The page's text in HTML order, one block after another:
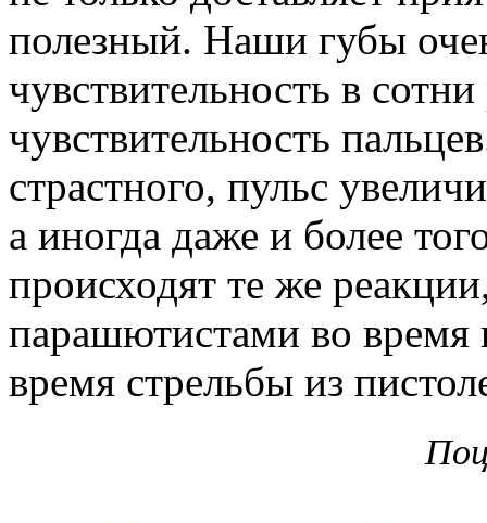
полезный. Наши губы
чувствительность в
чувствительность
страстного, пульс
а иногда даже и более
происходят те же
парашютистами во
время стрельбы из